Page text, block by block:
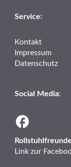
Service:
Kontakt
Impressum
Datenschutz
Social Media:
Link zur